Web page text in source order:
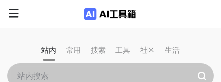
站内 常用 搜索 工具 社区 生活